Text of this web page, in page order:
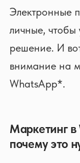
Электронные
личные, чтобы
решение. И
внимание на
WhatsApp*.
Маркетинг в
почему это